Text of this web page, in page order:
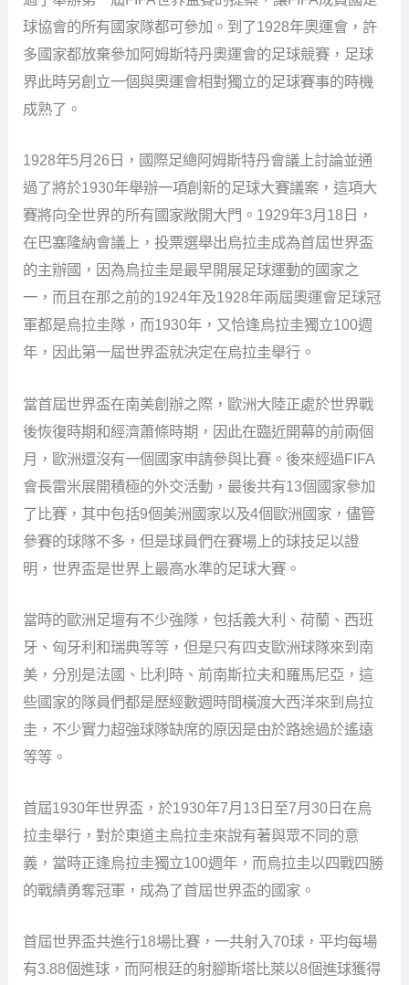
球協會的所有國家隊都可參加。到了1928年奧運會，許
多國家都放棄參加阿姆斯特丹奧運會的足球競賽，足球
界此時另創立一個與奧運會相對獨立的足球賽事的時機
成熟了。
1928年5月26日，國際足總阿姆斯特丹會議上討論並通
過了將於1930年舉辦一項創新的足球大賽議案，這項大
賽將向全世界的所有國家敞開大門。1929年3月18日，
在巴塞隆納會議上，投票選舉出烏拉圭成為首屆世界盃
的主辦國，因為烏拉圭是最早開展足球運動的國家之
一，而且在那之前的1924年及1928年兩屆奧運會足球冠
軍都是烏拉圭隊，而1930年，又恰逢烏拉圭獨立100週
年，因此第一屆世界盃就決定在烏拉圭舉行。
當首屆世界盃在南美創辦之際，歐洲大陸正處於世界戰
後恢復時期和經濟蕭條時期，因此在臨近開幕的前兩個
月，歐洲還沒有一個國家申請參與比賽。後來經過FIFA
會長雷米展開積極的外交活動，最後共有13個國家參加
了比賽，其中包括9個美洲國家以及4個歐洲國家，儘管
參賽的球隊不多，但是球員們在賽場上的球技足以證
明，世界盃是世界上最高水準的足球大賽。
當時的歐洲足壇有不少強隊，包括義大利、荷蘭、西班
牙、匈牙利和瑞典等等，但是只有四支歐洲球隊來到南
美，分別是法國、比利時、前南斯拉夫和羅馬尼亞，這
些國家的隊員們都是歷經數週時間橫渡大西洋來到烏拉
圭，不少實力超強球隊缺席的原因是由於路途過於遙遠
等等。
首屆1930年世界盃，於1930年7月13日至7月30日在烏
拉圭舉行，對於東道主烏拉圭來說有著與眾不同的意
義，當時正逢烏拉圭獨立100週年，而烏拉圭以四戰四勝
的戰績勇奪冠軍，成為了首屆世界盃的國家。
首屆世界盃共進行18場比賽，一共射入70球，平均每場
有3.88個進球，而阿根廷的射腳斯塔比萊以8個進球獲得